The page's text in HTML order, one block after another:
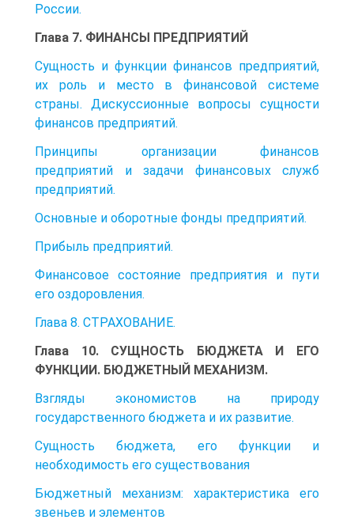
России.
Глава 7. ФИНАНСЫ ПРЕДПРИЯТИЙ
Сущность и функции финансов предприятий,
их роль и место в финансовой системе
страны. Дискуссионные вопросы сущности
финансов предприятий.
Принципы организации финансов
предприятий и задачи финансовых служб
предприятий.
Основные и оборотные фонды предприятий.
Прибыль предприятий.
Финансовое состояние предприятия и пути
его оздоровления.
Глава 8. СТРАХОВАНИЕ.
Глава 10. СУЩНОСТЬ БЮДЖЕТА И ЕГО
ФУНКЦИИ. БЮДЖЕТНЫЙ МЕХАНИЗМ.
Взгляды экономистов на природу
государственного бюджета и их развитие.
Сущность бюджета, его функции и
необходимость его существования
Бюджетный механизм: характеристика его
звеньев и элементов